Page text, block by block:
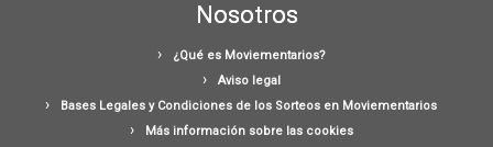
Nosotros
¿Qué es Moviementarios?
Aviso legal
Bases Legales y Condiciones de los Sorteos en Moviementarios
Más información sobre las cookies